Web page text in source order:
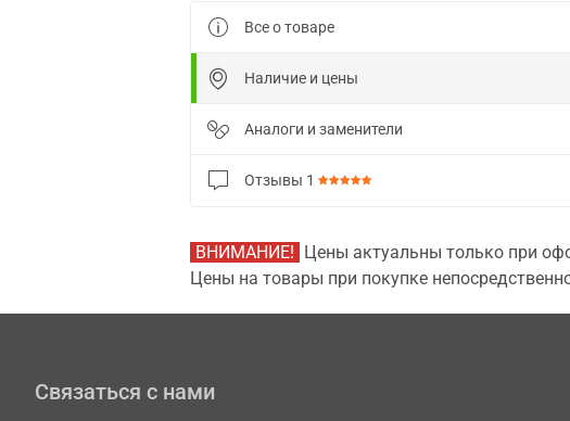
Все о товаре
Наличие и цены
Аналоги и заменители
Отзывы 1
ВНИМАНИЕ! Цены актуальны только при
Цены на товары при покупке
Связаться с нами